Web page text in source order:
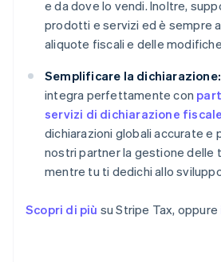
e da dove lo vendi. Inoltre,
prodotti e servizi ed è sempre
aliquote fiscali e delle
Semplificare la dichiarazione:
integra perfettamente con
servizi di dichiarazione
dichiarazioni globali accurate e
nostri partner la gestione delle
mentre tu ti dedichi allo
Scopri di più su Stripe Tax, oppure